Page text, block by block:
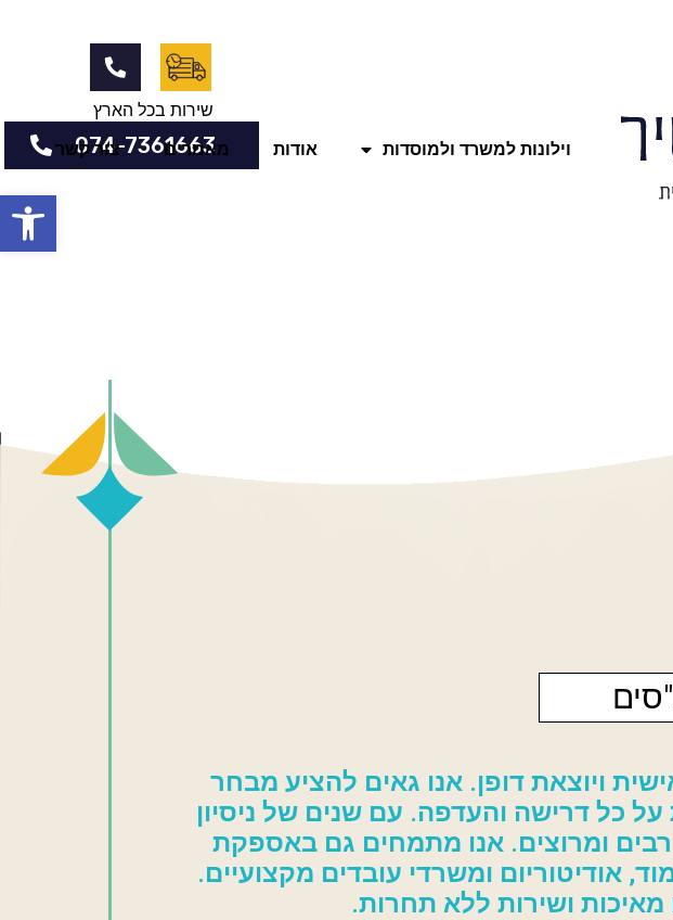
שירות בכל הארץ
074-7361663 וילונות למשרד ולמוסדות אודות מאמרים צור קשר
ויוצאת דופן. אנו גאים להציע מבחר
על כל דרישה והעדפה. עם שנים של ניסיון
רבים ומרוצים. אנו מתמחים גם באספקת
אודיטוריום ומשרדי עובדים מקצועיים.
ושירות ללא תחרות.